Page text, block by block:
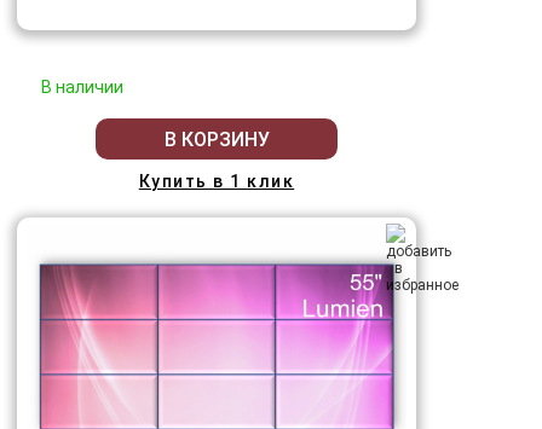
В наличии
В КОРЗИНУ
Купить в 1 клик